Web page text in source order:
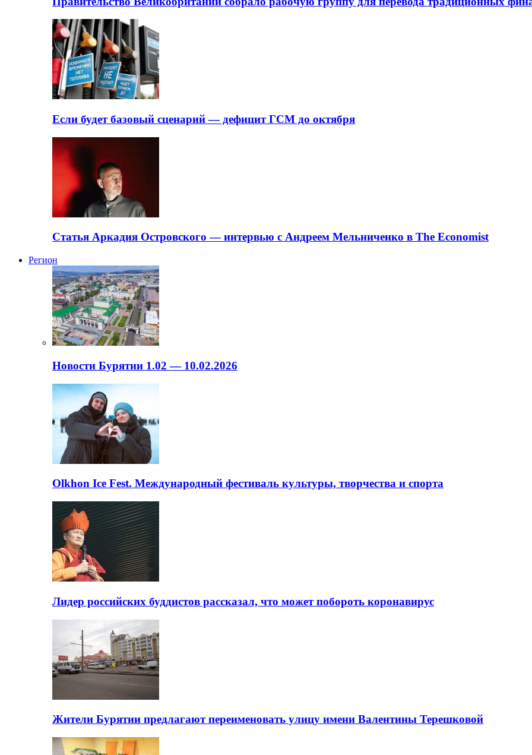
Если будет базовый сценарий — дефицит ГСМ до октября
Статья Аркадия Островского — интервью с Андреем Мельниченко в The Economist
Регион
Новости Бурятии 1.02 — 10.02.2026
Olkhon Ice Fest. Международный фестиваль культуры, творчества и спорта
Лидер российских буддистов рассказал, что может побороть коронавирус
Жители Бурятии предлагают переименовать улицу имени Валентины Терешковой